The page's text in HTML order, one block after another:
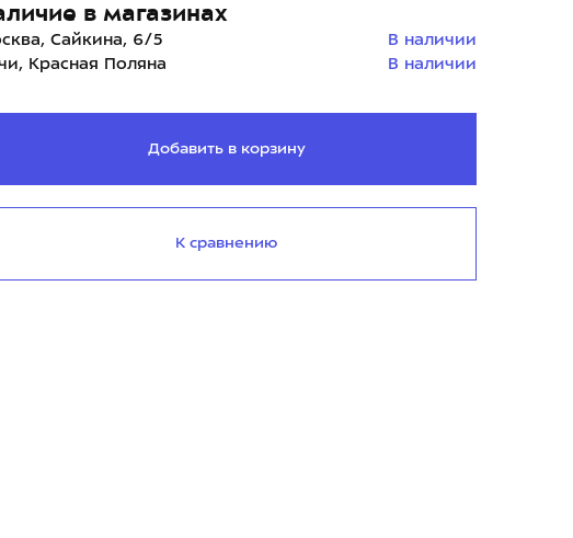
в магазинах
Сайкина, 6/5
В наличии
Красная Поляна
В наличии
Добавить в корзину
К сравнению